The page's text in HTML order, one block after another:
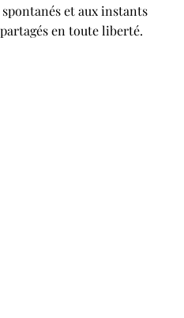
et aux instants
en toute liberté.